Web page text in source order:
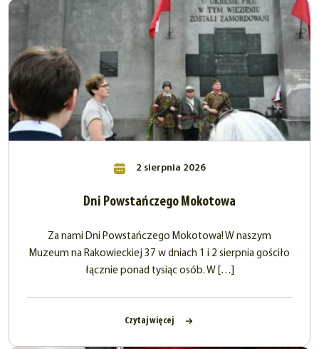
2 sierpnia 2026
Dni Powstańczego Mokotowa
Za nami Dni Powstańczego Mokotowa! W naszym
Muzeum na Rakowieckiej 37 w dniach 1 i 2 sierpnia gościło
łącznie ponad tysiąc osób. W […]
Czytaj więcej